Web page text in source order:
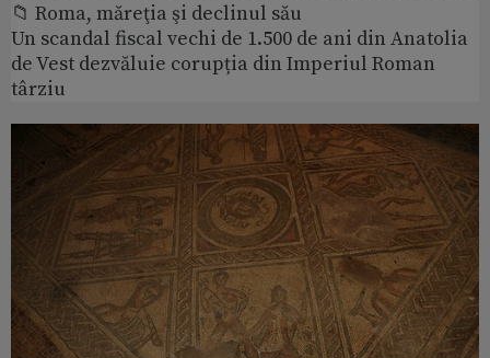
📁 Roma, măreţia şi declinul său
Un scandal fiscal vechi de 1.500 de ani din Anatolia
de Vest dezvăluie corupția din Imperiul Roman
târziu